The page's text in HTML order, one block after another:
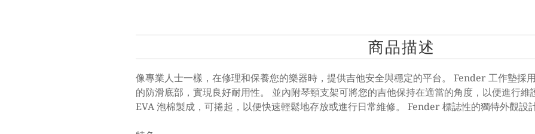
商品描述
像專業人士一樣，在修理和保養您的樂器時，提供吉他安全與穩定的平台。 Fender 工作墊採
的防滑底部，實現良好耐用性。 並內附琴頸支架可將您的吉他保持在適當的角度，以便進行維
EVA 泡棉製成，可捲起，以便快速輕鬆地存放或進行日常維修。 Fender 標誌性的獨特外觀設